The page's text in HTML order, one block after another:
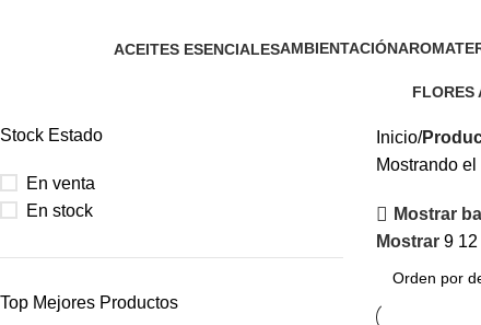
ACEITES ESENCIALESAMBIENTACIÓN
FLORES
Stock Estado
En venta
En stock
Top Mejores Productos
Inicio
Mostrando
Mostrar
Mostrar 9 12